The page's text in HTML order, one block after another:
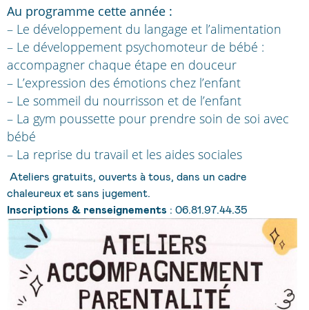
Au programme cette année :
– Le développement du langage et l’alimentation
– Le développement psychomoteur de bébé :
accompagner chaque étape en douceur
– L’expression des émotions chez l’enfant
– Le sommeil du nourrisson et de l’enfant
– La gym poussette pour prendre soin de soi avec
bébé
– La reprise du travail et les aides sociales
Ateliers gratuits, ouverts à tous, dans un cadre
chaleureux et sans jugement.
Inscriptions & renseignements : 06.81.97.44.35